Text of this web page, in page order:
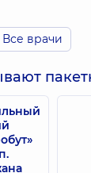
Все врачи